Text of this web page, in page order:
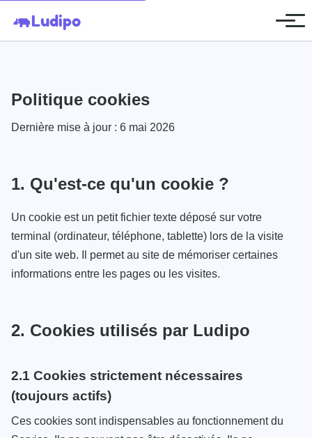
🦛Ludipo
Politique cookies
Dernière mise à jour : 6 mai 2026
1. Qu'est-ce qu'un cookie ?
Un cookie est un petit fichier texte déposé sur votre
terminal (ordinateur, téléphone, tablette) lors de la visite
d'un site web. Il permet au site de mémoriser certaines
informations entre les pages ou les visites.
2. Cookies utilisés par Ludipo
2.1 Cookies strictement nécessaires
(toujours actifs)
Ces cookies sont indispensables au fonctionnement du